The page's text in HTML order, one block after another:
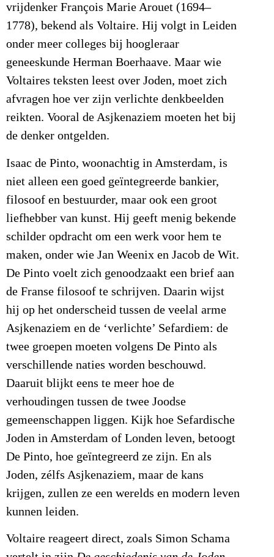
vrijdenker François Marie Arouet (1694–
1778), bekend als Voltaire. Hij volgt in Leiden
onder meer colleges bij hoogleraar
geneeskunde Herman Boerhaave. Maar wie
Voltaires teksten leest over Joden, moet zich
afvragen hoe ver zijn verlichte denkbeelden
reikten. Vooral de Asjkenaziem moeten het bij
de denker ontgelden.
Isaac de Pinto, woonachtig in Amsterdam, is
niet alleen een goed geïntegreerde bankier,
filosoof en bestuurder, maar ook een groot
liefhebber van kunst. Hij geeft menig bekende
schilder opdracht om een werk voor hem te
maken, onder wie Jan Weenix en Jacob de Wit.
De Pinto voelt zich genoodzaakt een brief aan
de Franse filosoof te schrijven. Daarin wijst
hij op het onderscheid tussen de veelal arme
Asjkenaziem en de ‘verlichte’ Sefardiem: de
twee groepen moeten volgens De Pinto als
verschillende naties worden beschouwd.
Daaruit blijkt eens te meer hoe de
verhoudingen tussen de twee Joodse
gemeenschappen liggen. Kijk hoe Sefardische
Joden in Amsterdam of Londen leven, betoogt
De Pinto, hoe geïntegreerd ze zijn. En als
Joden, zélfs Asjkenaziem, maar de kans
krijgen, zullen ze een werelds en modern leven
kunnen leiden.
Voltaire reageert direct, zoals Simon Schama